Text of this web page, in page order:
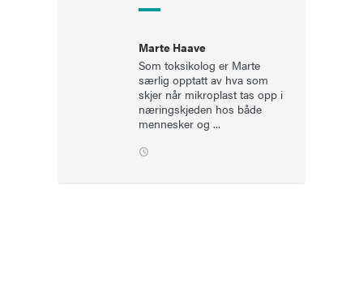
Marte Haave
Som toksikolog er Marte
særlig opptatt av hva som
skjer når mikroplast tas opp i
næringskjeden hos både
mennesker og ...